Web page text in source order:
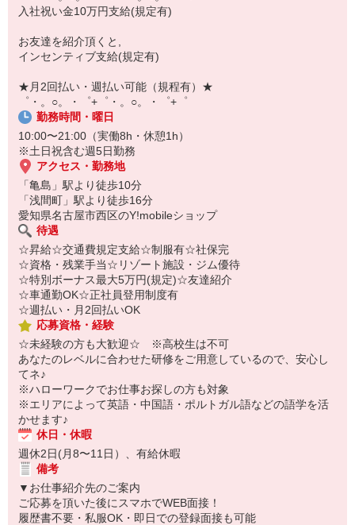
上場/優良/大手企業など
【スマホ面接実施中】
￣￣￣￣￣￣￣￣￣
自宅に居ながらスマホでカンタン面接OK！
オンライン面談なのでスピード対応。
即日登録もOK♪
気になった方はお気軽にご相談ください！
入社祝い金10万円支給(規定有)
お友達を紹介頂くと,
インセンティブ支給(規定有)
★月2回払い・週払い可能（規程有）★
゜・。○。・゜+゜・。○。・゜+゜
勤務時間・曜日
10:00〜21:00（実働8h・休憩1h）
※土日祝含む週5日勤務
アクセス・勤務地
「亀島」駅より徒歩10分
「浅間町」駅より徒歩16分
愛知県名古屋市西区のY!mobileショップ
待遇
☆昇給☆交通費規定支給☆制服有☆社保完
☆資格・残業手当☆リゾート施設・ジム優待
☆特別ボーナス最大5万円(規定)☆友達紹介
☆車通勤OK☆正社員登用制度有
☆週払い・月2回払いOK
応募資格・経験
☆未経験の方も大歓迎☆ ※高校生は不可
あなたのレベルに合わせた研修をご用意しているので、安心し
てネ♪
※ハローワークでお仕事お探しの方も対象
※エリアによって英語・中国語・ポルトガル語などの語学を活
かせます♪
休日・休暇
週休2日(月8〜11日）、有給休暇
備考
▼お仕事紹介先のご案内
ご応募を頂いた後にスマホでWEB面接！
履歴書不要・私服OK・即日での登録面接も可能